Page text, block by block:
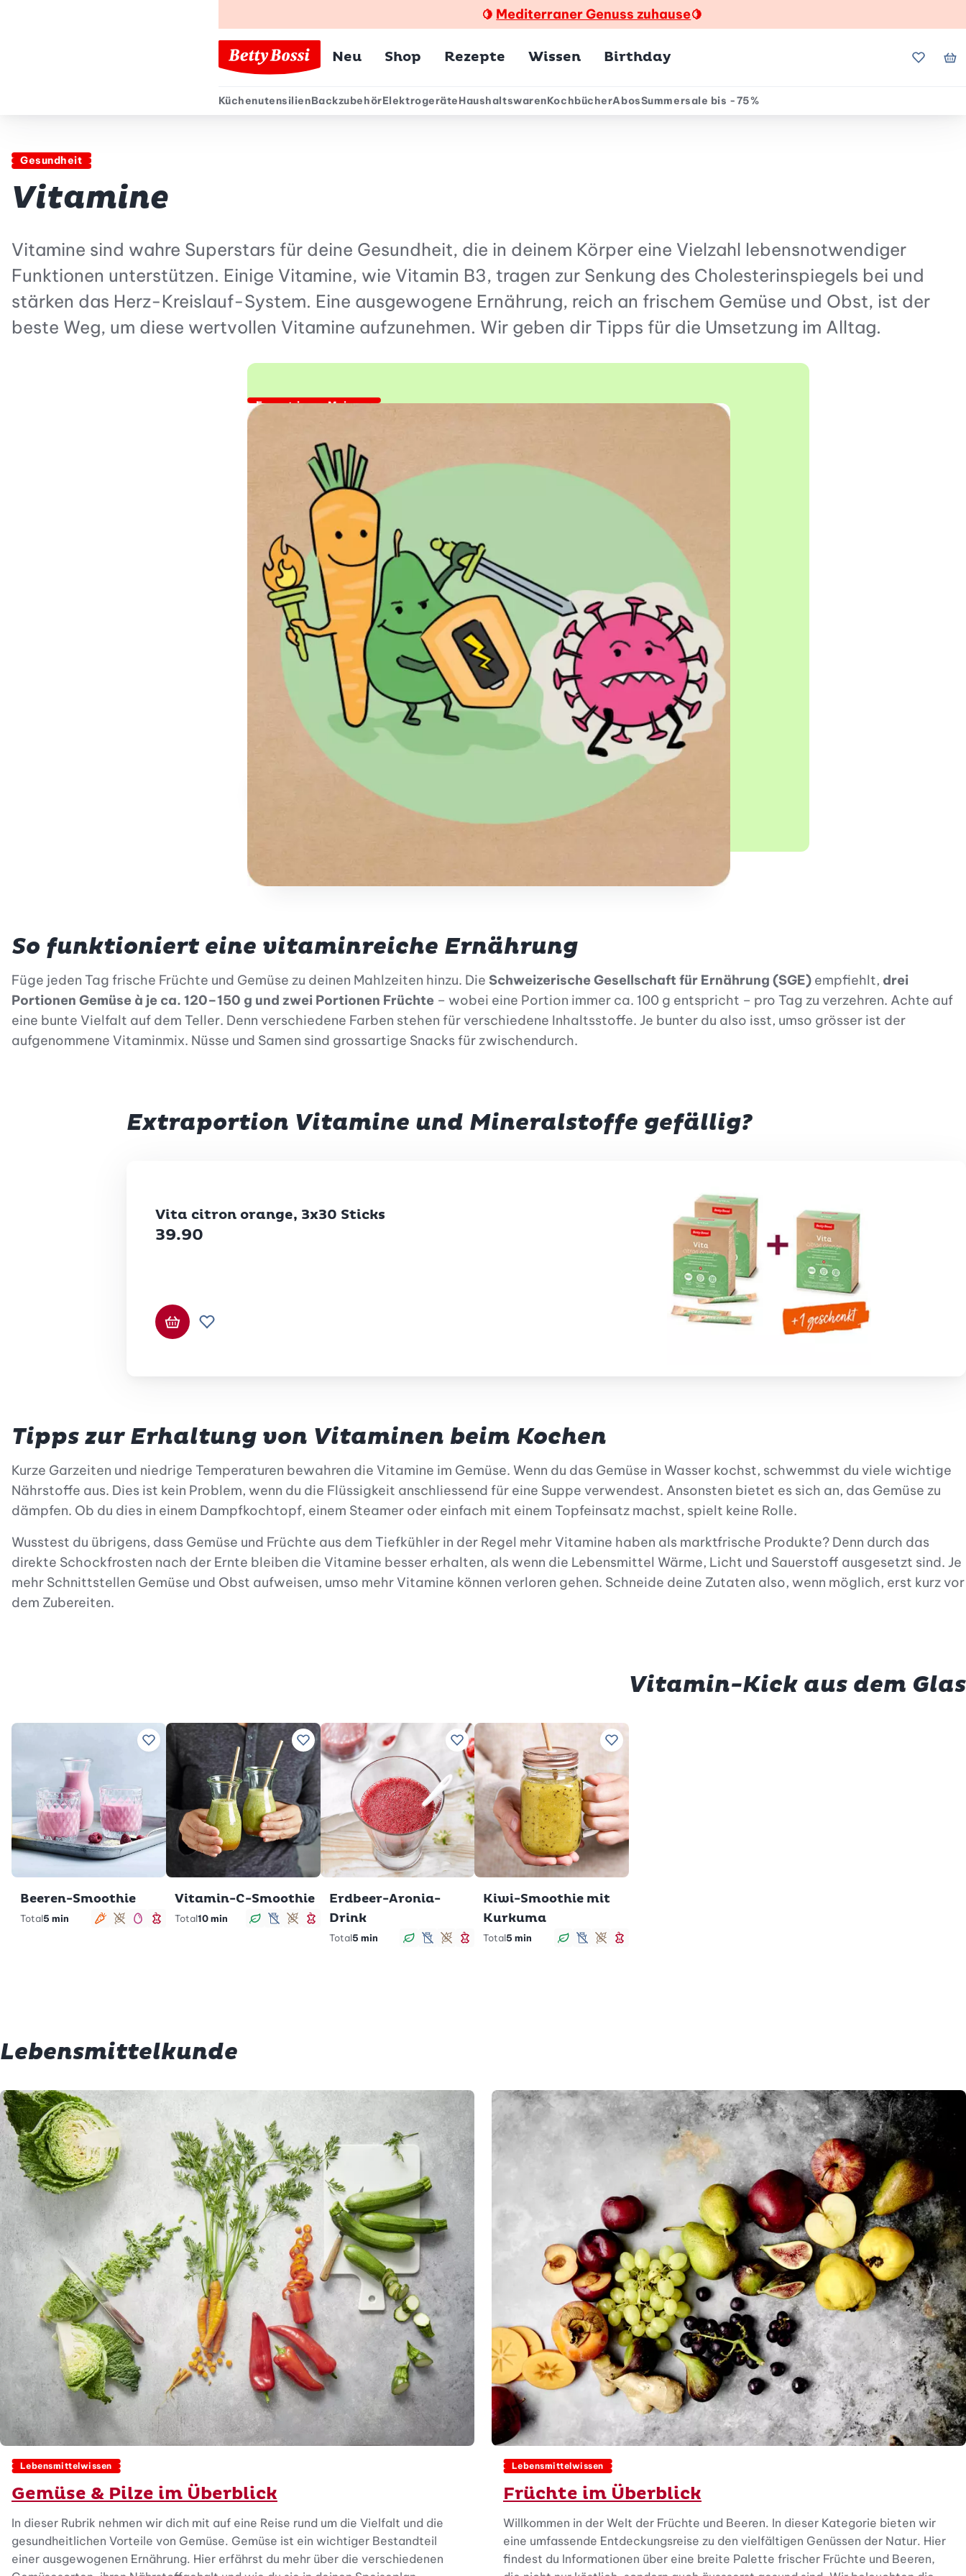
🍋 Mediterraner Genuss zuhause🍋
Hauptmenü
Neu Shop Rezepte Wissen Birthday Meine
Sekundärmenü
KüchenutensilienBackzubehörElektrogeräteHaushaltswarenKochbücherAbosSummersale bis -75%
Gesundheit
Vitamine
Vitamine sind wahre Superstars für deine Gesundheit, die in deinem Körper eine Vielzahl lebensnotwendiger
Funktionen unterstützen. Einige Vitamine, wie Vitamin B3, tragen zur Senkung des Cholesterinspiegels bei und
stärken das Herz-Kreislauf-System. Eine ausgewogene Ernährung, reich an frischem Gemüse und Obst, ist der
beste Weg, um diese wertvollen Vitamine aufzunehmen. Wir geben dir Tipps für die Umsetzung im Alltag.
Expert:innen Meinung
Deshalb sind Vitamine wichtig
Kämpfer für dein Immunsystem
Energie
Immunsystem
Psyche
Ernährungsberaterin
So funktioniert eine vitaminreiche Ernährung
Füge jeden Tag frische Früchte und Gemüse zu deinen Mahlzeiten hinzu. Die Schweizerische Gesellschaft für Ernährung (SGE) empfiehlt, drei
Portionen Gemüse à je ca. 120–150 g und zwei Portionen Früchte – wobei eine Portion immer ca. 100 g entspricht – pro Tag zu verzehren. Achte auf
eine bunte Vielfalt auf dem Teller. Denn verschiedene Farben stehen für verschiedene Inhaltsstoffe. Je bunter du also isst, umso grösser ist der
aufgenommene Vitaminmix. Nüsse und Samen sind grossartige Snacks für zwischendurch.
Extraportion Vitamine und Mineralstoffe gefällig?
Vita citron orange, 3x30 Sticks
39.90
In den Warenkorb
Zur Wunschliste hinzufügen
Tipps zur Erhaltung von Vitaminen beim Kochen
Kurze Garzeiten und niedrige Temperaturen bewahren die Vitamine im Gemüse. Wenn du das Gemüse in Wasser kochst, schwemmst du viele wichtige
Nährstoffe aus. Dies ist kein Problem, wenn du die Flüssigkeit anschliessend für eine Suppe verwendest. Ansonsten bietet es sich an, das Gemüse zu
dämpfen. Ob du dies in einem Dampfkochtopf, einem Steamer oder einfach mit einem Topfeinsatz machst, spielt keine Rolle.
Wusstest du übrigens, dass Gemüse und Früchte aus dem Tiefkühler in der Regel mehr Vitamine haben als marktfrische Produkte? Denn durch das
direkte Schockfrosten nach der Ernte bleiben die Vitamine besser erhalten, als wenn die Lebensmittel Wärme, Licht und Sauerstoff ausgesetzt sind. Je
mehr Schnittstellen Gemüse und Obst aufweisen, umso mehr Vitamine können verloren gehen. Schneide deine Zutaten also, wenn möglich, erst kurz vor
dem Zubereiten.
Vitamin-Kick aus dem Glas
Zu Lieblingsrezepten hinzufügen
Beeren-Smoothie
Total5 min
vegetarisch
glutenfrei
low carb
schlank
Zu Lieblingsrezepten hinzufügen
Vitamin-C-Smoothie
Total10 min
veganlactosefrei
glutenfrei
schlank
Zu Lieblingsrezepten hinzufügen
Erdbeer-Aronia-
Drink
Total5 min
veganlactosefrei
glutenfrei
schlank
Zu Lieblingsrezepten hinzufügen
Kiwi-Smoothie mit
Kurkuma
Total5 min
veganlactosefrei
glutenfrei
schlank
Lebensmittelkunde
Lebensmittelwissen
Gemüse & Pilze im Überblick
In dieser Rubrik nehmen wir dich mit auf eine Reise rund um die Vielfalt und die
gesundheitlichen Vorteile von Gemüse. Gemüse ist ein wichtiger Bestandteil
einer ausgewogenen Ernährung. Hier erfährst du mehr über die verschiedenen
Lebensmittelwissen
Früchte im Überblick
Willkommen in der Welt der Früchte und Beeren. In dieser Kategorie bieten wir
eine umfassende Entdeckungsreise zu den vielfältigen Genüssen der Natur. Hier
findest du Informationen über eine breite Palette frischer Früchte und Beeren,